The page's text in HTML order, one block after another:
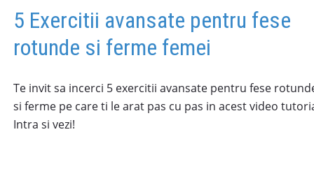
5 Exercitii avansate pentru fese
rotunde si ferme femei
Te invit sa incerci 5 exercitii avansate pentru fese
si ferme pe care ti le arat pas cu pas in acest video
Intra si vezi!